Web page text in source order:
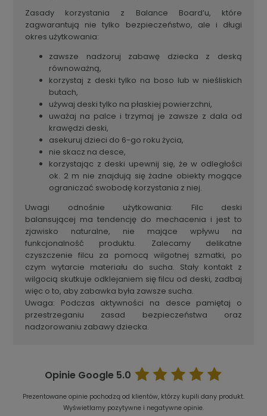
Zasady korzystania z Balance Board’u, które
zagwarantują nie tylko bezpieczeństwo, ale i długi
okres użytkowania:
zawsze nadzoruj zabawę dziecka z deską
równoważną,
korzystaj z deski tylko na boso lub w nieśliskich
butach,
używaj deski tylko na płaskiej powierzchni,
uważaj na palce i trzymaj je zawsze z dala od
krawędzi deski,
asekuruj dzieci do 6-go roku życia,
nie skacz na desce,
korzystając z deski upewnij się, że w odległości
ok. 2 m nie znajdują się żadne obiekty mogące
ograniczać swobodę korzystania z niej.
Uwagi odnośnie użytkowania: Filc deski
balansującej ma tendencję do mechacenia i jest to
zjawisko naturalne, nie mające wpływu na
funkcjonalność produktu. Zalecamy delikatne
czyszczenie filcu za pomocą wilgotnej szmatki, po
czym wytarcie materiału do sucha. Stały kontakt z
wilgocią skutkuje odklejaniem się filcu od deski, zadbaj
więc o to, aby zabawka była zawsze sucha.
Uwaga: Podczas aktywności na desce pamiętaj o
przestrzeganiu zasad bezpieczeństwa oraz
nadzorowaniu zabawy dziecka.
Opinie Google5.0
Prezentowane opinie pochodzą od klientów, którzy kupili dany produkt.
Wyświetlamy pozytywne i negatywne opinie.